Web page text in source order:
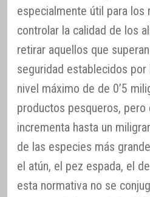
especialmente útil para los
controlar la calidad de los
retirar aquellos que
seguridad establecidos por
nivel máximo de de 0’5
productos pesqueros, pero
incrementa hasta un
de las especies más
el atún, el pez espada, el
esta normativa no se